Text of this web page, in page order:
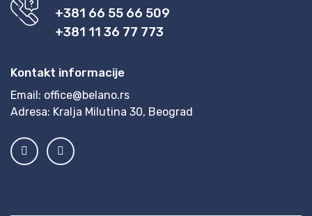
+381 66 55 66 509
+381 11 36 77 773
Kontakt informacije
Email: office@belano.rs
Adresa: Kralja Milutina 30, Beograd